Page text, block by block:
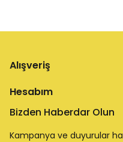
Alışveriş
Hesabım
Bizden Haberdar Olun
Kampanya ve duyurular